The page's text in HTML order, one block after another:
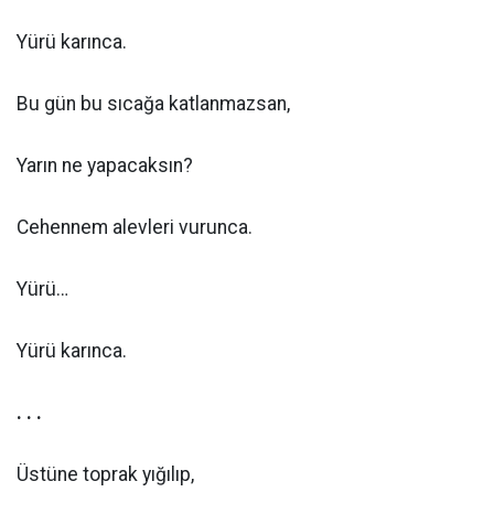
Yürü karınca.
Bu gün bu sıcağa katlanmazsan,
Yarın ne yapacaksın?
Cehennem alevleri vurunca.
Yürü…
Yürü karınca.
. . .
Üstüne toprak yığılıp,